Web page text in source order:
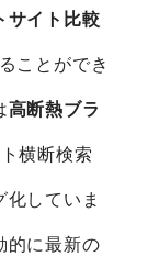
サイト比較
ことができ
高断熱ブラ
横断検索
化していま
的に最新の